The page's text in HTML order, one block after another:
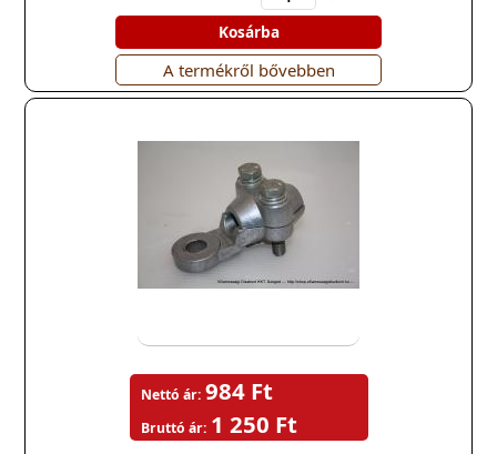
Kosárba
A termékről bővebben
Nettó ár: 984 Ft
Bruttó ár: 1 250 Ft